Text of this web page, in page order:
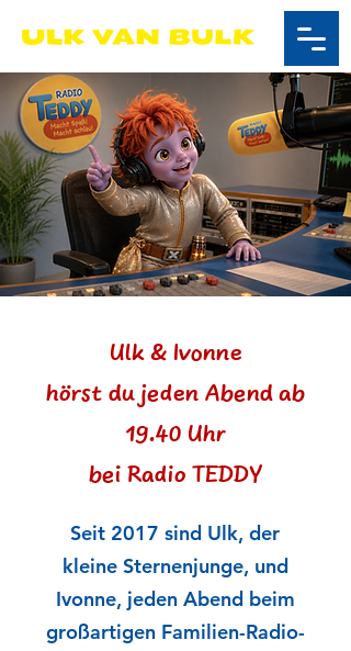
Ulk & Ivonne
hörst du jeden Abend ab
19.40 Uhr
bei Radio TEDDY
Seit 2017 sind Ulk, der
kleine Sternenjunge, und
Ivonne, jeden Abend beim
großartigen Familien-Radio-